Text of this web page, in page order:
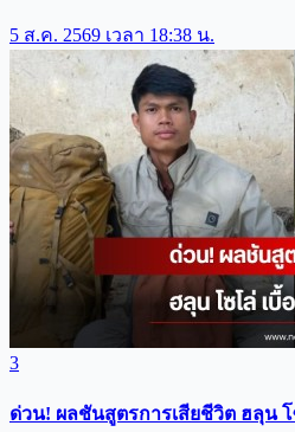
5 ส.ค. 2569 เวลา 18:38 น.
3
ด่วน! ผลชันสูตรการเสียชีวิต ฮลุน